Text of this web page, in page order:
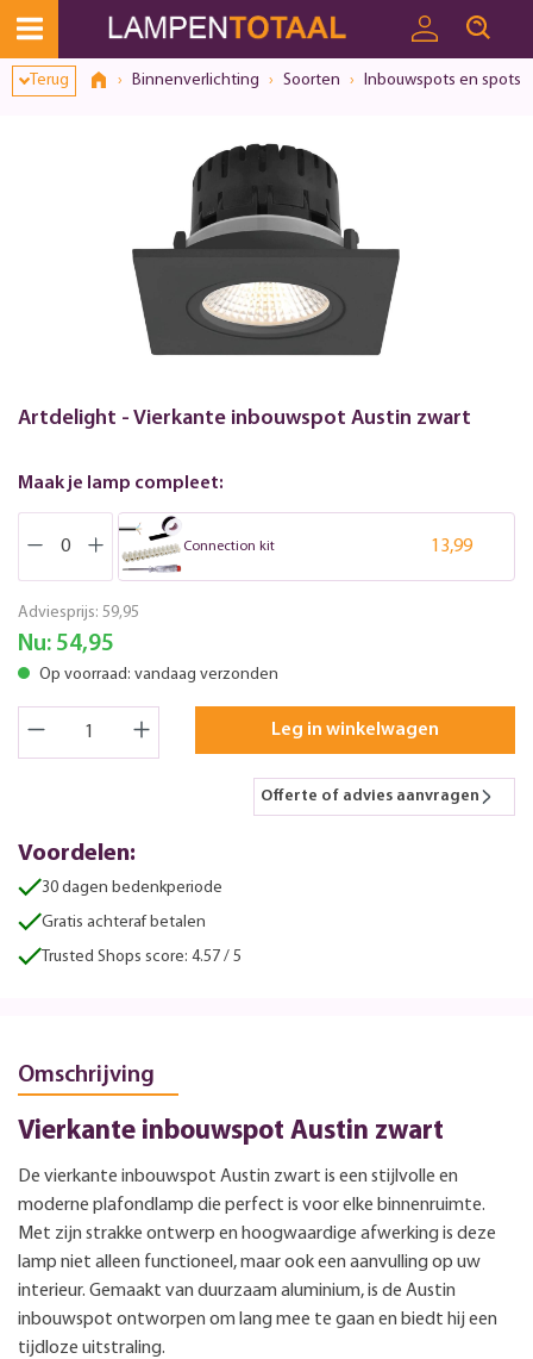
Terug Binnenverlichting Soorten Inbouwspots en spots
Artdelight - Vierkante inbouwspot Austin zwart
Maak je lamp compleet:
Connection kit 13,99
Adviesprijs: 59,95
Nu: 54,95
Op voorraad: vandaag verzonden
Leg in winkelwagen
Offerte of advies aanvragen
Voordelen:
30 dagen bedenkperiode
Gratis achteraf betalen
Trusted Shops score: 4.57 / 5
Omschrijving
Vierkante inbouwspot Austin zwart
De vierkante inbouwspot Austin zwart is een stijlvolle en
moderne plafondlamp die perfect is voor elke binnenruimte.
Met zijn strakke ontwerp en hoogwaardige afwerking is deze
lamp niet alleen functioneel, maar ook een aanvulling op uw
interieur. Gemaakt van duurzaam aluminium, is de Austin
inbouwspot ontworpen om lang mee te gaan en biedt hij een
tijdloze uitstraling.
Toestemmingsvenster geopend